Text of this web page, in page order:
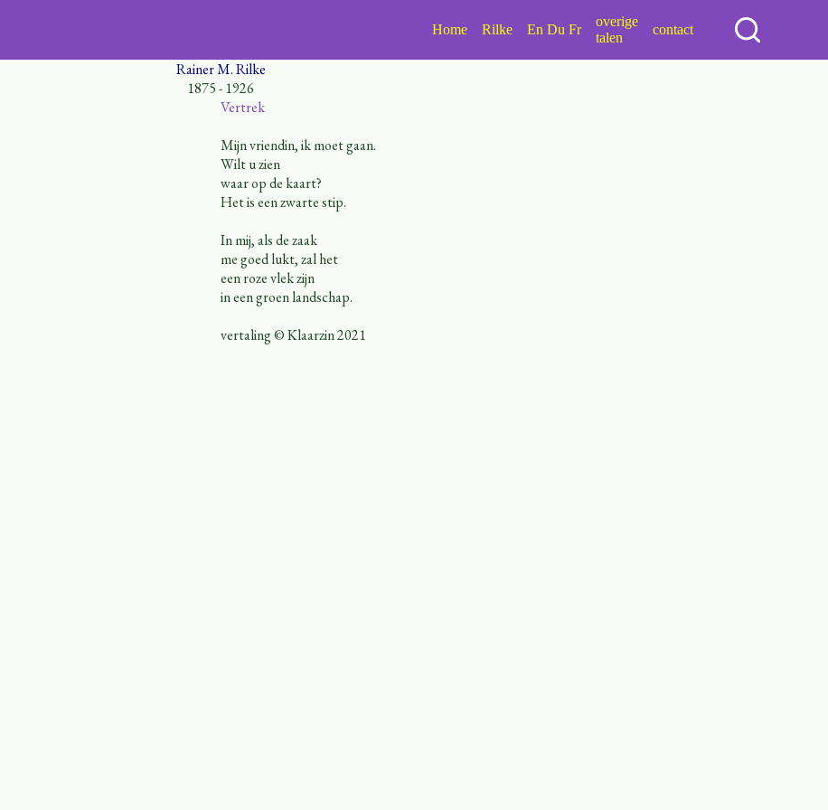
Home Rilke En Du Fr
overige
talen
contact
Rainer M. Rilke
1875 - 1926
Vertrek
Mijn vriendin, ik moet gaan.
Wilt u zien
waar op de kaart?
Het is een zwarte stip.
In mij, als de zaak
me goed lukt, zal het
een roze vlek zijn
in een groen landschap.
vertaling © Klaarzin 2021